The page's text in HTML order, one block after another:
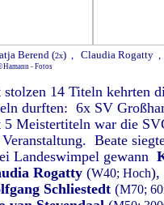
Berend (2x) , Claudia Rogatty ,
Hamann - Fotos
14 Titeln kehrten
durften: 6x SV
Meistertiteln war die
Veranstaltung. Beate
Landeswimpel gewann
Rogatty (W40; Hoch),
Schliestedt (M70;